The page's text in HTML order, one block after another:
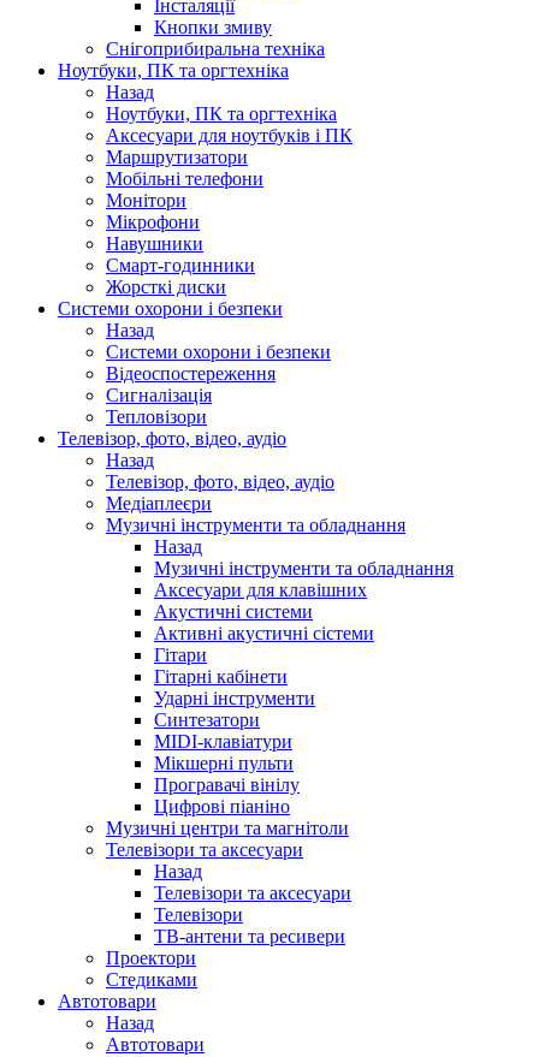
Інсталяції
Кнопки змиву
Снігоприбиральна техніка
Ноутбуки, ПК та оргтехніка
Назад
Ноутбуки, ПК та оргтехніка
Аксесуари для ноутбуків і ПК
Маршрутизатори
Мобільні телефони
Монітори
Мікрофони
Навушники
Смарт-годинники
Жорсткі диски
Системи охорони і безпеки
Назад
Системи охорони і безпеки
Відеоспостереження
Сигналізація
Тепловізори
Телевізор, фото, відео, аудіо
Назад
Телевізор, фото, відео, аудіо
Медіаплеєри
Музичні інструменти та обладнання
Назад
Музичні інструменти та обладнання
Аксесуари для клавішних
Акустичні системи
Активні акустичні сістеми
Гітари
Гітарні кабінети
Ударні інструменти
Синтезатори
MIDI-клавіатури
Мікшерні пульти
Програвачі вінілу
Цифрові піаніно
Музичні центри та магнітоли
Телевізори та аксесуари
Назад
Телевізори та аксесуари
Телевізори
ТВ-антени та ресивери
Проектори
Стедиками
Автотовари
Назад
Автотовари